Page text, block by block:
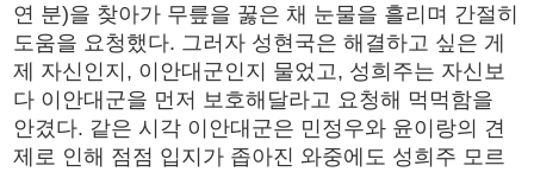
연 분)을 찾아가 무릎을 꿇은 채 눈물을 흘리며 간절히
도움을 요청했다. 그러자 성현국은 해결하고 싶은 게
제 자신인지, 이안대군인지 물었고, 성희주는 자신보
다 이안대군을 먼저 보호해달라고 요청해 먹먹함을
안겼다. 같은 시각 이안대군은 민정우와 윤이랑의 견
제로 인해 점점 입지가 좁아진 와중에도 성희주 모르